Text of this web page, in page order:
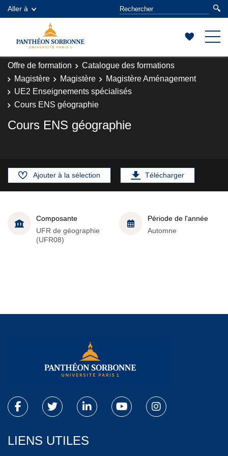
Aller à
Offre de formation
Catalogue des formations
Magistère
Magistère
Magistère Aménagement
UE2 Enseignements spécialisés
Cours ENS géographie
Cours ENS géographie
Ajouter à la sélection Télécharger
Composante
UFR de géographie
(UFR08)
Période de l'année
Automne
LIENS UTILES